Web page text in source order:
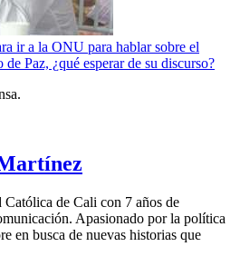
ir a la ONU para hablar sobre el
Paz, ¿qué esperar de su discurso?
de Cali con 7 años de
Apasionado por la política
en busca de nuevas historias que